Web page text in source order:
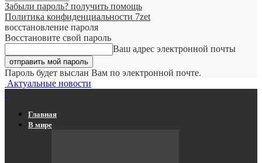
Забыли пароль? получить помощь
Политика конфиденциальности 7zet
восстановление пароля
Восстановите свой пароль
Ваш адрес электронной почты
Пароль будет выслан Вам по электронной почте.
Актуальные новости
Главная
В мире